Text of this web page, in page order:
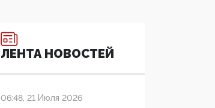
ЛЕНТА НОВОСТЕЙ
06:48, 21 Июля 2026